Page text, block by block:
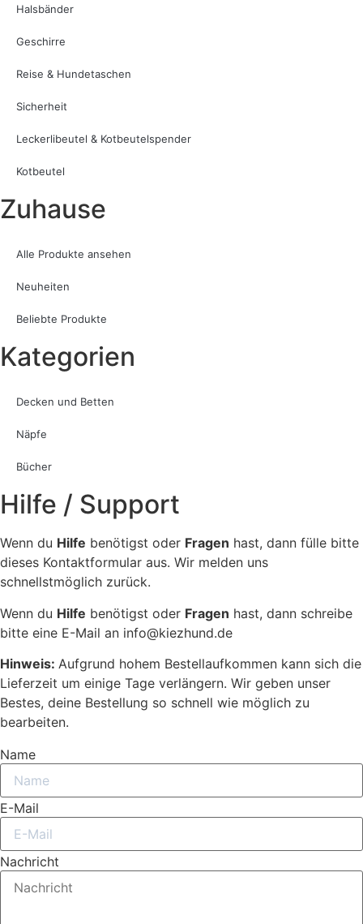
Halsbänder
Geschirre
Reise & Hundetaschen
Sicherheit
Leckerlibeutel & Kotbeutelspender
Kotbeutel
Zuhause
Alle Produkte ansehen
Neuheiten
Beliebte Produkte
Kategorien
Decken und Betten
Näpfe
Bücher
Hilfe / Support
Wenn du Hilfe benötigst oder Fragen hast, dann fülle bitte
dieses Kontaktformular aus. Wir melden uns
schnellstmöglich zurück.
Wenn du Hilfe benötigst oder Fragen hast, dann schreibe
bitte eine E-Mail an info@kiezhund.de
Hinweis: Aufgrund hohem Bestellaufkommen kann sich die
Lieferzeit um einige Tage verlängern. Wir geben unser
Bestes, deine Bestellung so schnell wie möglich zu
bearbeiten.
Name
E-Mail
Nachricht